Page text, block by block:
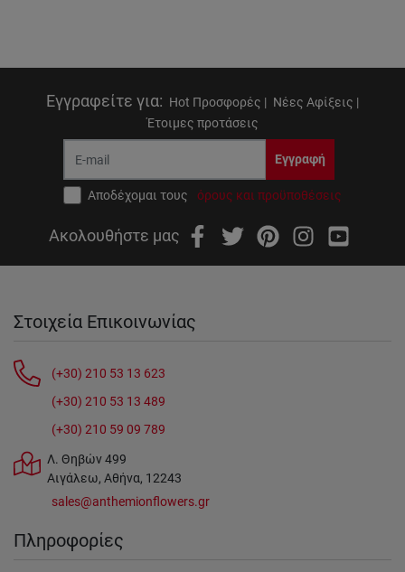
Εγγραφείτε για: Hot Προσφορές | Νέες Αφίξεις |
Έτοιμες προτάσεις
Εγγραφή
Αποδέχομαι τους όρους και προϋποθέσεις
Ακολουθήστε μας
Στοιχεία Επικοινωνίας
(+30) 210 53 13 623
(+30) 210 53 13 489
(+30) 210 59 09 789
Λ. Θηβών 499
Αιγάλεω, Αθήνα, 12243
sales@anthemionflowers.gr
Πληροφορίες